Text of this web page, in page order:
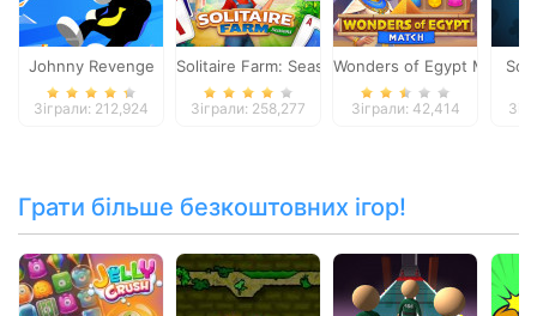
Johnny Revenge
Зіграли: 212,924
Solitaire Farm: Seasons
Зіграли: 258,277
Wonders of Egypt Match
Зіграли: 42,414
Грати більше безкоштовних ігор!